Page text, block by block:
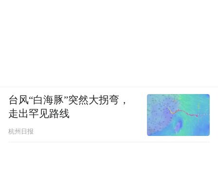
台风“白海豚”突然大拐弯，
走出罕见路线
杭州日报